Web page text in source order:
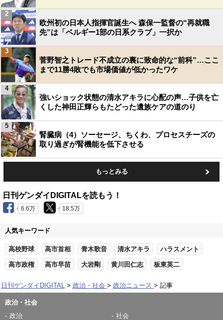
欧州初の日本人指揮官誕生へ 森保一監督の“再就職
先”は「ベルギー1部の日系クラブ」一択か
2
菅野智之トレード不成立の裏に致命的な“前科”…ここ
まで11勝4敗でも市場価値が低かったワケ
3
強いショック状態の清水アキラに心配の声…子供を亡
くした神田正輝らもたどった遺族ケアの道のり
4
腎臓病（4）ソーセージ、ちくわ、プロセスチーズの
取り過ぎが腎機能を低下させる
5
もっとみる
日刊ゲンダイDIGITALを読もう！
6.6万 18.5万
人気キーワード
高校野球 高市首相 青木歌音 清水アキラ ハラスメント
高市政権 高市早苗 大岩剛 黄川田仁志 板東英二
日刊ゲンダイDIGITAL 政治・社会 政治ニュース 記事
政治・社会
政治
社会